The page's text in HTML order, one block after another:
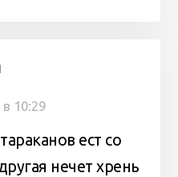
10:29
ест со
нечет хрень